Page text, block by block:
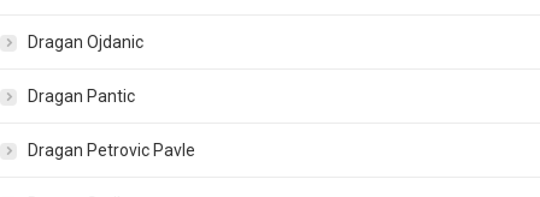
Dragan Ojdanic
Dragan Pantic
Dragan Petrovic Pavle